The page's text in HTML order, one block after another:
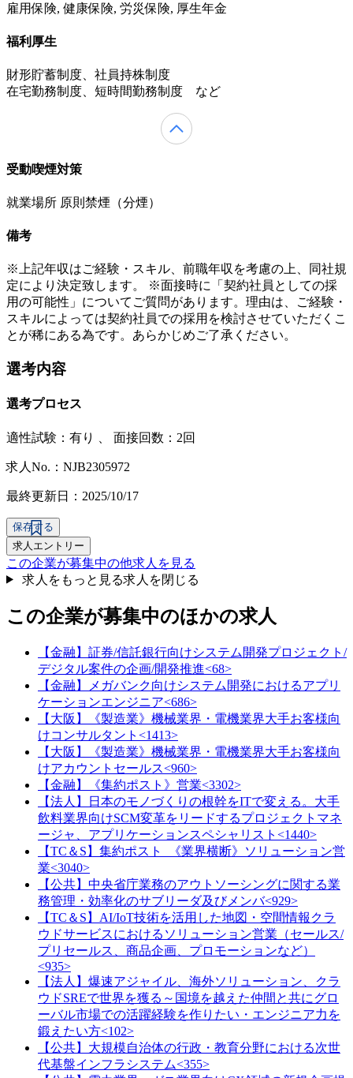
雇用保険, 健康保険, 労災保険, 厚生年金
福利厚生
財形貯蓄制度、社員持株制度
在宅勤務制度、短時間勤務制度 など
受動喫煙対策
就業場所 原則禁煙（分煙）
備考
※上記年収はご経験・スキル、前職年収を考慮の上、同社規
定により決定致します。 ※面接時に「契約社員としての採
用の可能性」についてご質問があります。理由は、ご経験・
スキルによっては契約社員での採用を検討させていただくこ
とが稀にある為です。あらかじめご了承ください。
選考内容
選考プロセス
適性試験： 有り 面接回数：2回
求人No.：NJB2305972
最終更新日：2025/10/17
保存する
求人エントリー
この企業が募集中の他求人を見る
求人をもっと見る求人を閉じる
この企業が募集中のほかの求人
【金融】証券/信託銀行向けシステム開発プロジェクト/
デジタル案件の企画/開発推進<68>
【金融】メガバンク向けシステム開発におけるアプリ
ケーションエンジニア<686>
【大阪】《製造業》機械業界・電機業界大手お客様向
けコンサルタント<1413>
【大阪】《製造業》機械業界・電機業界大手お客様向
けアカウントセールス<960>
【金融】《集約ポスト》営業<3302>
【法人】日本のモノづくりの根幹をITで変える。大手
飲料業界向けSCM変革をリードするプロジェクトマネ
ージャ、アプリケーションスペシャリスト<1440>
【TC＆S】集約ポスト_《業界横断》ソリューション営
業<3040>
【公共】中央省庁業務のアウトソーシングに関する業
務管理・効率化のサブリーダ及びメンバ<929>
【TC＆S】AI/IoT技術を活用した地図・空間情報クラ
ウドサービスにおけるソリューション営業（セールス/
プリセールス、商品企画、プロモーションなど）
<935>
【法人】爆速アジャイル、海外ソリューション、クラ
ウドSREで世界を獲る～国境を越えた仲間と共にグロ
ーバル市場での活躍経験を作りたい・エンジニア力を
鍛えたい方<102>
【公共】大規模自治体の行政・教育分野における次世
代基盤インフラシステム<355>